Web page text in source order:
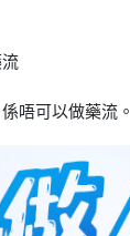
係唔可以做藥流。